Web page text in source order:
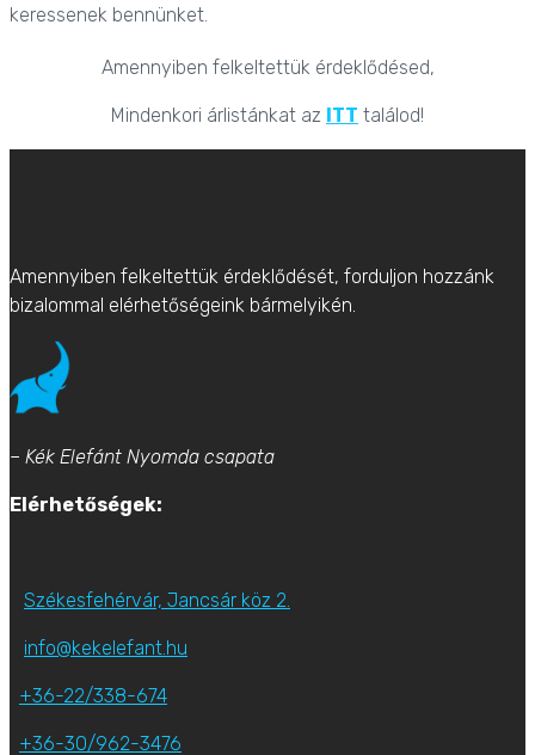
keressenek bennünket.
Amennyiben felkeltettük érdeklődésed,
Mindenkori árlistánkat az ITT találod!
Amennyiben felkeltettük érdeklődését, forduljon hozzánk
bizalommal elérhetőségeink bármelyikén.
– Kék Elefánt Nyomda csapata
Elérhetőségek:
Székesfehérvár, Jancsár köz 2.
info@kekelefant.hu
+36-22/338-674
+36-30/962-3476